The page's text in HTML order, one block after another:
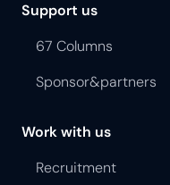
Support us
67 Columns
Sponsor&partners
Work with us
Recruitment